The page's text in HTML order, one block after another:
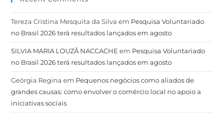
Tereza Cristina Mesquita da Silva em Pesquisa Voluntariado
no Brasil 2026 terá resultados lançados em agosto
SILVIA MARIA LOUZÃ NACCACHE em Pesquisa Voluntariado
no Brasil 2026 terá resultados lançados em agosto
Geórgia Regina em Pequenos negócios como aliados de
grandes causas: como envolver o comércio local no apoio a
iniciativas sociais